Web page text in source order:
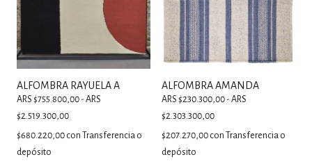
ALFOMBRA RAYUELA A
ARS $755.800,00 - ARS
$2.519.300,00
$680.220,00 con
Transferencia o
depósito
ALFOMBRA AMANDA
ARS $230.300,00 - ARS
$2.303.300,00
$207.270,00 con
Transferencia o
depósito